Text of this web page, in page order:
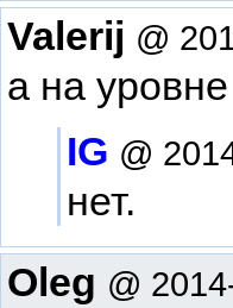
Valerij @
а на
IG @
нет.
Oleg @